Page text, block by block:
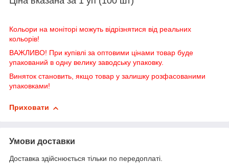
Кольори на моніторі можуть відрізнятися від реальних
кольорів!
ВАЖЛИВО! При купівлі за оптовими цінами товар буде
упакований в одну велику заводську упаковку.
Виняток становить, якщо товар у залишку розфасованими
упаковками!
Приховати
Умови доставки
Доставка здійснюється тільки по передоплаті.